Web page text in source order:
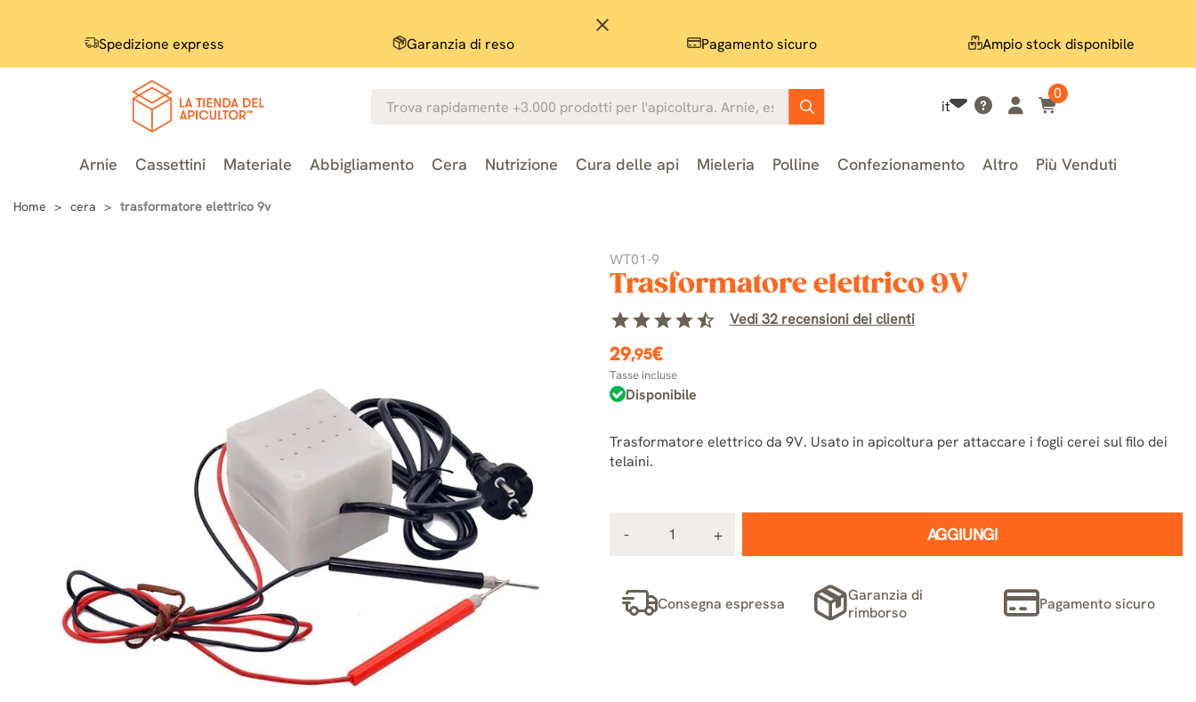
close
Spedizione express Garanzia di reso Pagamento sicuro Ampio stock disponibile
it
0
Arnie Cassettini Materiale Abbigliamento Cera Nutrizione Cura delle api Mieleria Polline Confezionamento Altro Più Venduti
Home cera trasformatore elettrico 9v
WT01-9
Trasformatore elettrico 9V
starstarstarstarstar_half Vedi 32 recensioni dei clienti
29,95€
Tasse incluse
Disponibile
Trasformatore elettrico da 9V. Usato in apicoltura per attaccare i fogli cerei sul filo dei
telaini.
AGGIUNGI
Consegna espressa
Garanzia di
rimborso
Pagamento sicuro